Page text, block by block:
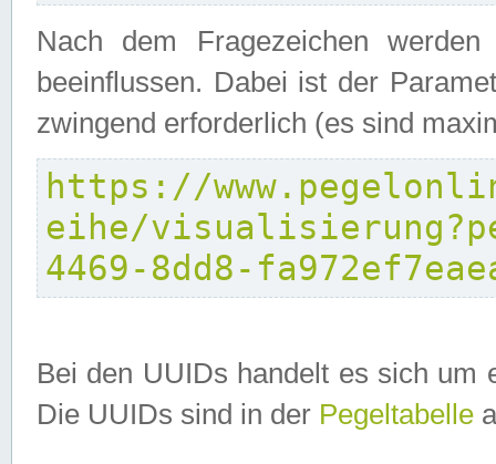
Nach dem Fragezeichen
beeinflussen. Dabei ist der
zwingend erforderlich (es sind
https://
eihe/
4469-8dd8-
Bei den UUIDs handelt es sich um
Die UUIDs sind in der Pegeltabelle